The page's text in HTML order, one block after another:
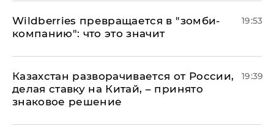
Wildberries превращается в "зомби-
компанию": что это значит
19:53
Казахстан разворачивается от России,
делая ставку на Китай, – принято
знаковое решение
19:39